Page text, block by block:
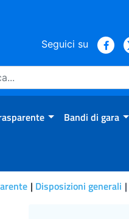
Seguici su
Bandi di gara
Disposizioni generali